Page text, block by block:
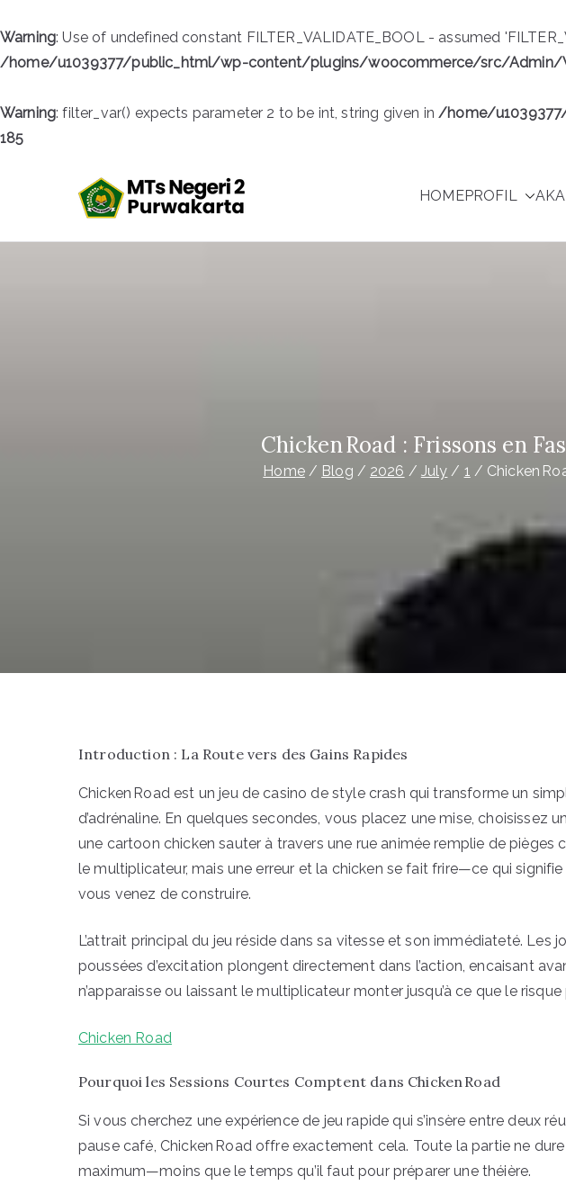
Warning: Use of undefined constant FILTER_VALIDATE_BOOL - assumed
/home/u1039377/public_html/wp-content/plugins/woocommerce/src/Admin/
Warning: filter_var() expects parameter 2 to be int, string given in/home/
185
HOMEPROFIL
Chicken Road : Frissons en
Home Blog 2026 July 1 Chicken
Introduction : La Route vers des Gains Rapides
Chicken Road est un jeu de casino de style crash qui transforme un
d’adrénaline. En quelques secondes, vous placez une mise, choisissez
une cartoon chicken sauter à travers une rue animée remplie de pièges
le multiplicateur, mais une erreur et la chicken se fait frire—ce qui
vous venez de construire.
L’attrait principal du jeu réside dans sa vitesse et son immédiateté. Les
poussées d’excitation plongent directement dans l’action, encaisant
n’apparaisse ou laissant le multiplicateur monter jusqu’à ce que le
Chicken Road
Pourquoi les Sessions Courtes Comptent dans Chicken Road
Si vous cherchez une expérience de jeu rapide qui s’insère entre deux
pause café, Chicken Road offre exactement cela. Toute la partie ne
maximum—moins que le temps qu’il faut pour préparer une théière.